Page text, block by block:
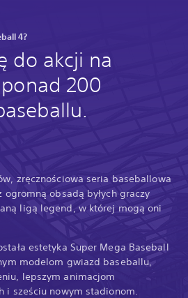
4?
do akcji na
200
zręcznościowa seria baseballowa
obsadą byłych graczy
ligą legend, w której mogą oni
estetyka Super Mega Baseball
modelom gwiazd baseballu,
lepszym animacjom
i sześciu nowym stadionom.